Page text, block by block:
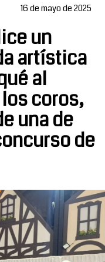
16 de mayo de 2025
un
artística
al
coros,
una de
de